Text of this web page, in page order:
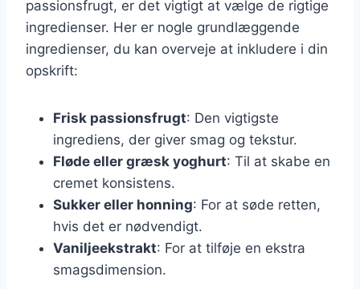
passionsfrugt, er det vigtigt at vælge de rigtige
ingredienser. Her er nogle grundlæggende
ingredienser, du kan overveje at inkludere i din
opskrift:
Frisk passionsfrugt: Den vigtigste
ingrediens, der giver smag og tekstur.
Fløde eller græsk yoghurt: Til at skabe en
cremet konsistens.
Sukker eller honning: For at søde retten,
hvis det er nødvendigt.
Vaniljeekstrakt: For at tilføje en ekstra
smagsdimension.